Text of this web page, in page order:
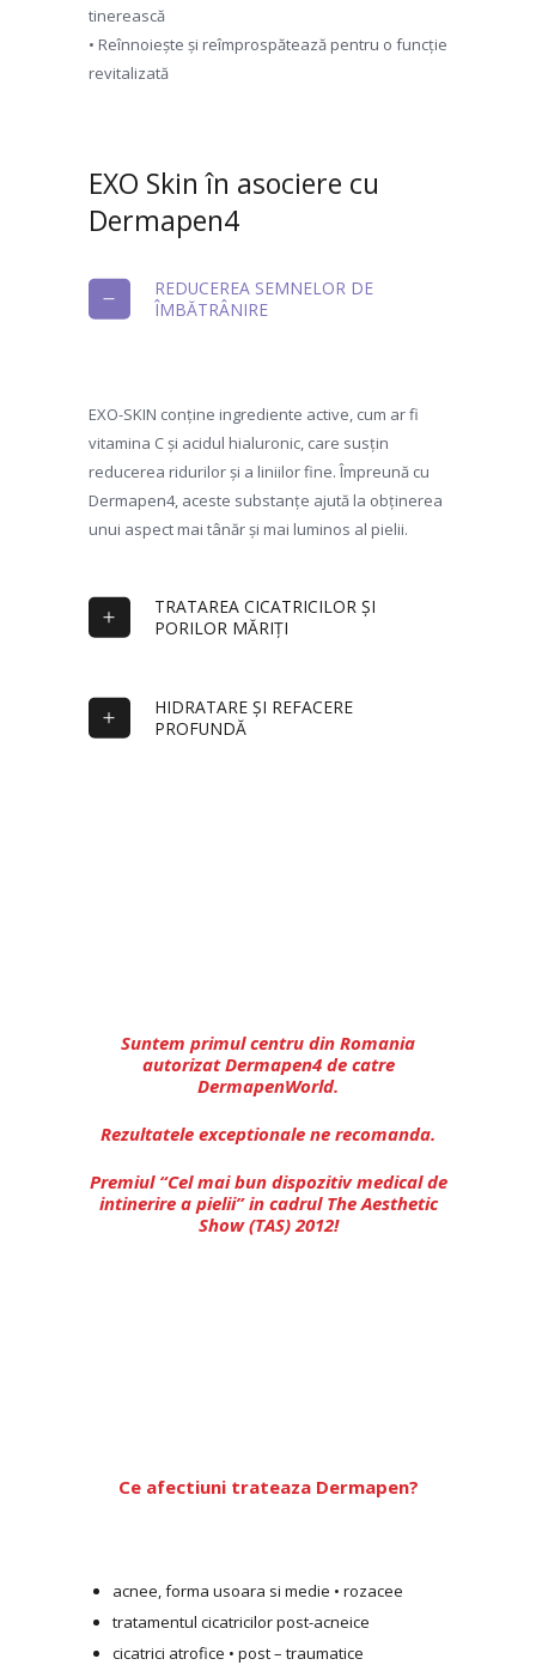
tinerească
• Reînnoiește și reîmprospătează pentru o funcție
revitalizată
EXO Skin în asociere cu
Dermapen4
REDUCEREA SEMNELOR DE
ÎMBĂTRÂNIRE
EXO-SKIN conține ingrediente active, cum ar fi
vitamina C și acidul hialuronic, care susțin
reducerea ridurilor și a liniilor fine. Împreună cu
Dermapen4, aceste substanțe ajută la obținerea
unui aspect mai tânăr și mai luminos al pielii.
TRATAREA CICATRICILOR ȘI
PORILOR MĂRIȚI
HIDRATARE ȘI REFACERE
PROFUNDĂ
Suntem primul centru din Romania
autorizat Dermapen4 de catre
DermapenWorld.
Rezultatele exceptionale ne recomanda.
Premiul “Cel mai bun dispozitiv medical de
intinerire a pielii” in cadrul The Aesthetic
Show (TAS) 2012!
Ce afectiuni trateaza Dermapen?
acnee, forma usoara si medie • rozacee
tratamentul cicatricilor post-acneice
cicatrici atrofice • post – traumatice